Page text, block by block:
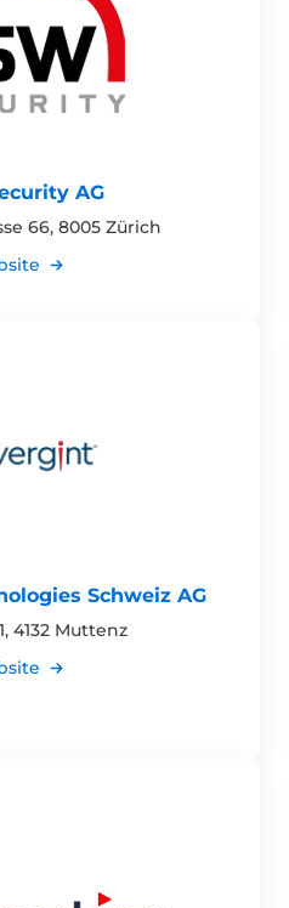
AG
66, 8005 Zürich
Schweiz AG
4132 Muttenz